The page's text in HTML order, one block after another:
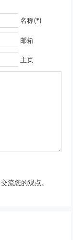
名称(*)
邮箱
主页
流您的观点。